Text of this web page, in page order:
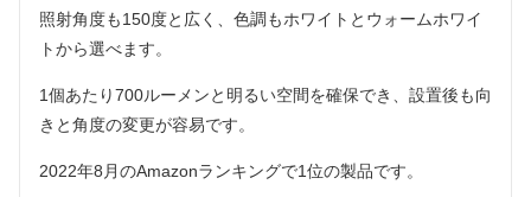
照射角度も150度と広く、色調もホワイトとウォームホワイ
トから選べます。
1個あたり700ルーメンと明るい空間を確保でき、設置後も向
きと角度の変更が容易です。
2022年8月のAmazonランキングで1位の製品です。